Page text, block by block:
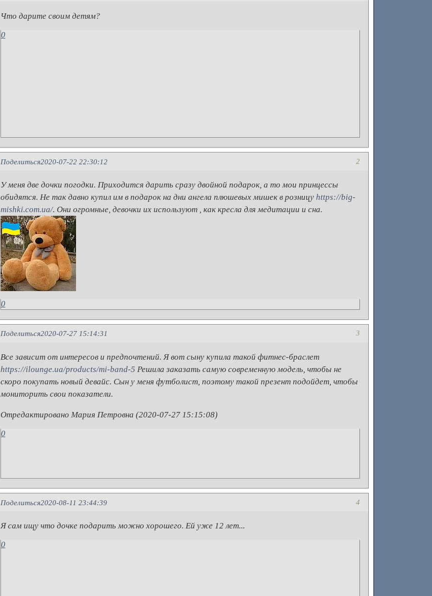
Что дарите своим детям?
0
Поделиться 2
2020-07-22 22:30:12
У меня две дочки погодки. Приходится дарить сразу двойной подарок, а то мои принцессы
обидятся. Не так давно купил им в подарок на дни ангела плюшевых мишек в розницу https://big-
mishki.com.ua/. Они огромные, девочки их используют , как кресла для медитации и сна.
0
Поделиться 3
2020-07-27 15:14:31
Все зависит от интересов и предпочтений. Я вот сыну купила такой фитнес-браслет
https://ilounge.ua/products/mi-band-5 Решила заказать самую современную модель, чтобы не
скоро покупать новый девайс. Сын у меня футболист, поэтому такой презент подойдет, чтобы
мониторить свои показатели.
Отредактировано Мария Петровна (2020-07-27 15:15:08)
0
Поделиться 4
2020-08-11 23:44:39
Я сам ищу что дочке подарить можно хорошего. Ей уже 12 лет...
0